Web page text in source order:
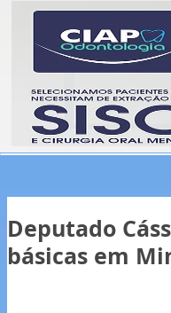
Deputado
básicas em